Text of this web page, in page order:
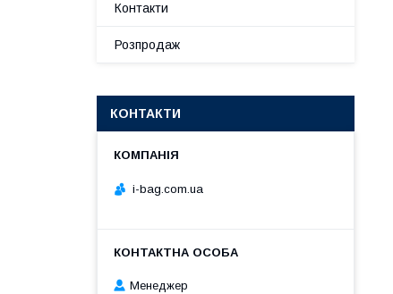
Контакти
Розпродаж
КОНТАКТИ
i-bag.com.ua
Менеджер